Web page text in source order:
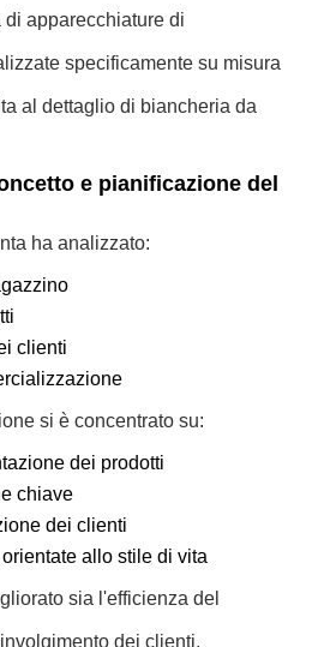
apparecchiature di
specificamente su misura
al dettaglio di biancheria da
e pianificazione del
ha analizzato:
clienti
si è concentrato su:
dei prodotti
chiave
dei clienti
allo stile di vita
sia l'efficienza del
dei clienti.